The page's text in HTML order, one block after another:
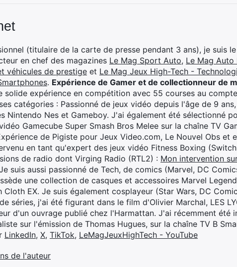
(titulaire de la carte de presse pendant 3 ans), je suis le
en chef des magazines Le Mag Sport Auto, Le Mag Auto
véhicules de prestige et Le Mag Jeux High-Tech -
. Expérience de Gamer et de collectionneur de
solide expérience en compétition avec 55 courses au
catégories : Passionné de jeux vidéo depuis l'âge de 9
Nintendo Nes et Gameboy. J'ai également été sélectionné
Gamecube Super Smash Bros Melee sur la chaîne TV
de Pigiste pour Jeux Video.com, Le Nouvel Obs et e
en tant qu'expert des jeux vidéo Fitness Boxing
de radio dont Virging Radio (RTL2) : Mon intervention
suis aussi passionné de Tech, de comics (Marvel, DC
une collection de casques et accessoires Marvel
EX. Je suis également cosplayeur (Star Wars, DC
séries, j'ai été figurant dans le film d'Olivier Marchal, LES
d'un ouvrage publié chez l'Harmattan. J'ai récemment été
sur l'émission de Thomas Hugues, sur la chaîne TV B
LinkedIn, X, TikTok, LeMagJeuxHighTech - YouTube
de l'auteur